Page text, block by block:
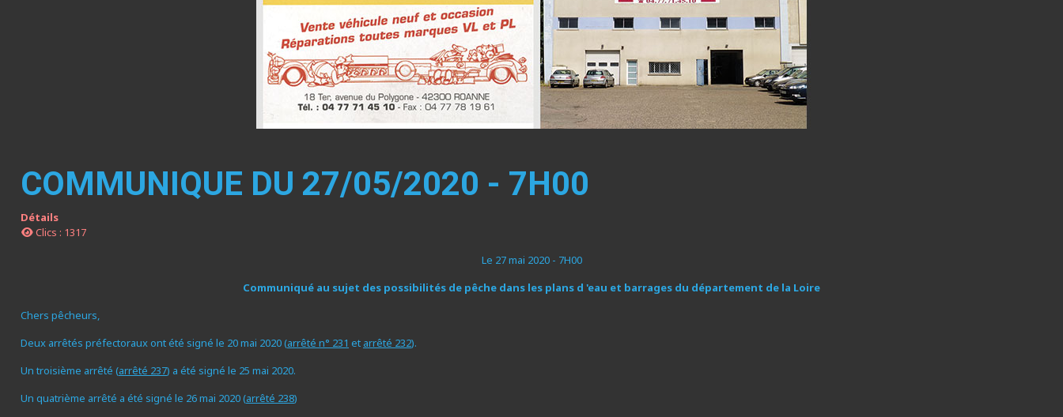
COMMUNIQUE DU 27/05/2020 - 7H00
Détails
Clics : 1317
Le 27 mai 2020 - 7H00
Communiqué au sujet des possibilités de pêche dans les plans d 'eau et barrages du département de la Loire
Chers pêcheurs,
Deux arrêtés préfectoraux ont été signé le 20 mai 2020 (arrêté n° 231 et arrêté 232).
Un troisième arrêté (arrêté 237) a été signé le 25 mai 2020.
Un quatrième arrêté a été signé le 26 mai 2020 (arrêté 238)